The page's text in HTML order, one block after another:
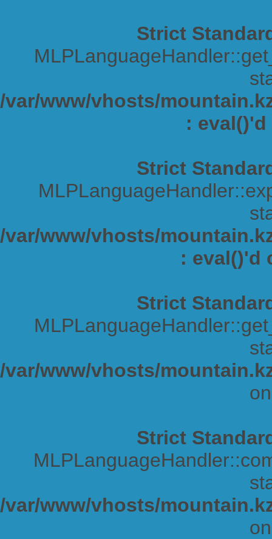
Strict
/var/www/vhosts/
:
Strict
/var/www/vhosts/
: eval()'d
Strict
/var/www/vhosts/
Strict
/var/www/vhosts/